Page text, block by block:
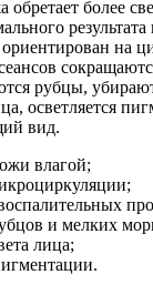
обретает более
на
рубцы,
осветляется
вид.
влагой;
и мелких
лица;